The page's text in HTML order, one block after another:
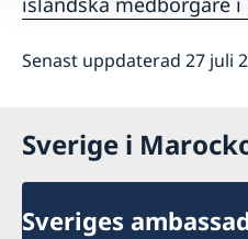
Senast uppdaterad 27 juli
Sverige i
Sveriges